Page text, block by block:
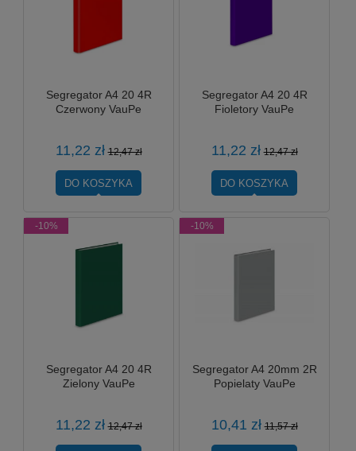
Segregator A4 20 4R
Czerwony VauPe
11,22 zł 12,47 zł
DO KOSZYKA
Segregator A4 20 4R
Fioletory VauPe
11,22 zł 12,47 zł
DO KOSZYKA
Segregator A4 20 4R
Zielony VauPe
11,22 zł 12,47 zł
-10%
Segregator A4 20mm 2R
Popielaty VauPe
10,41 zł 11,57 zł
-10%